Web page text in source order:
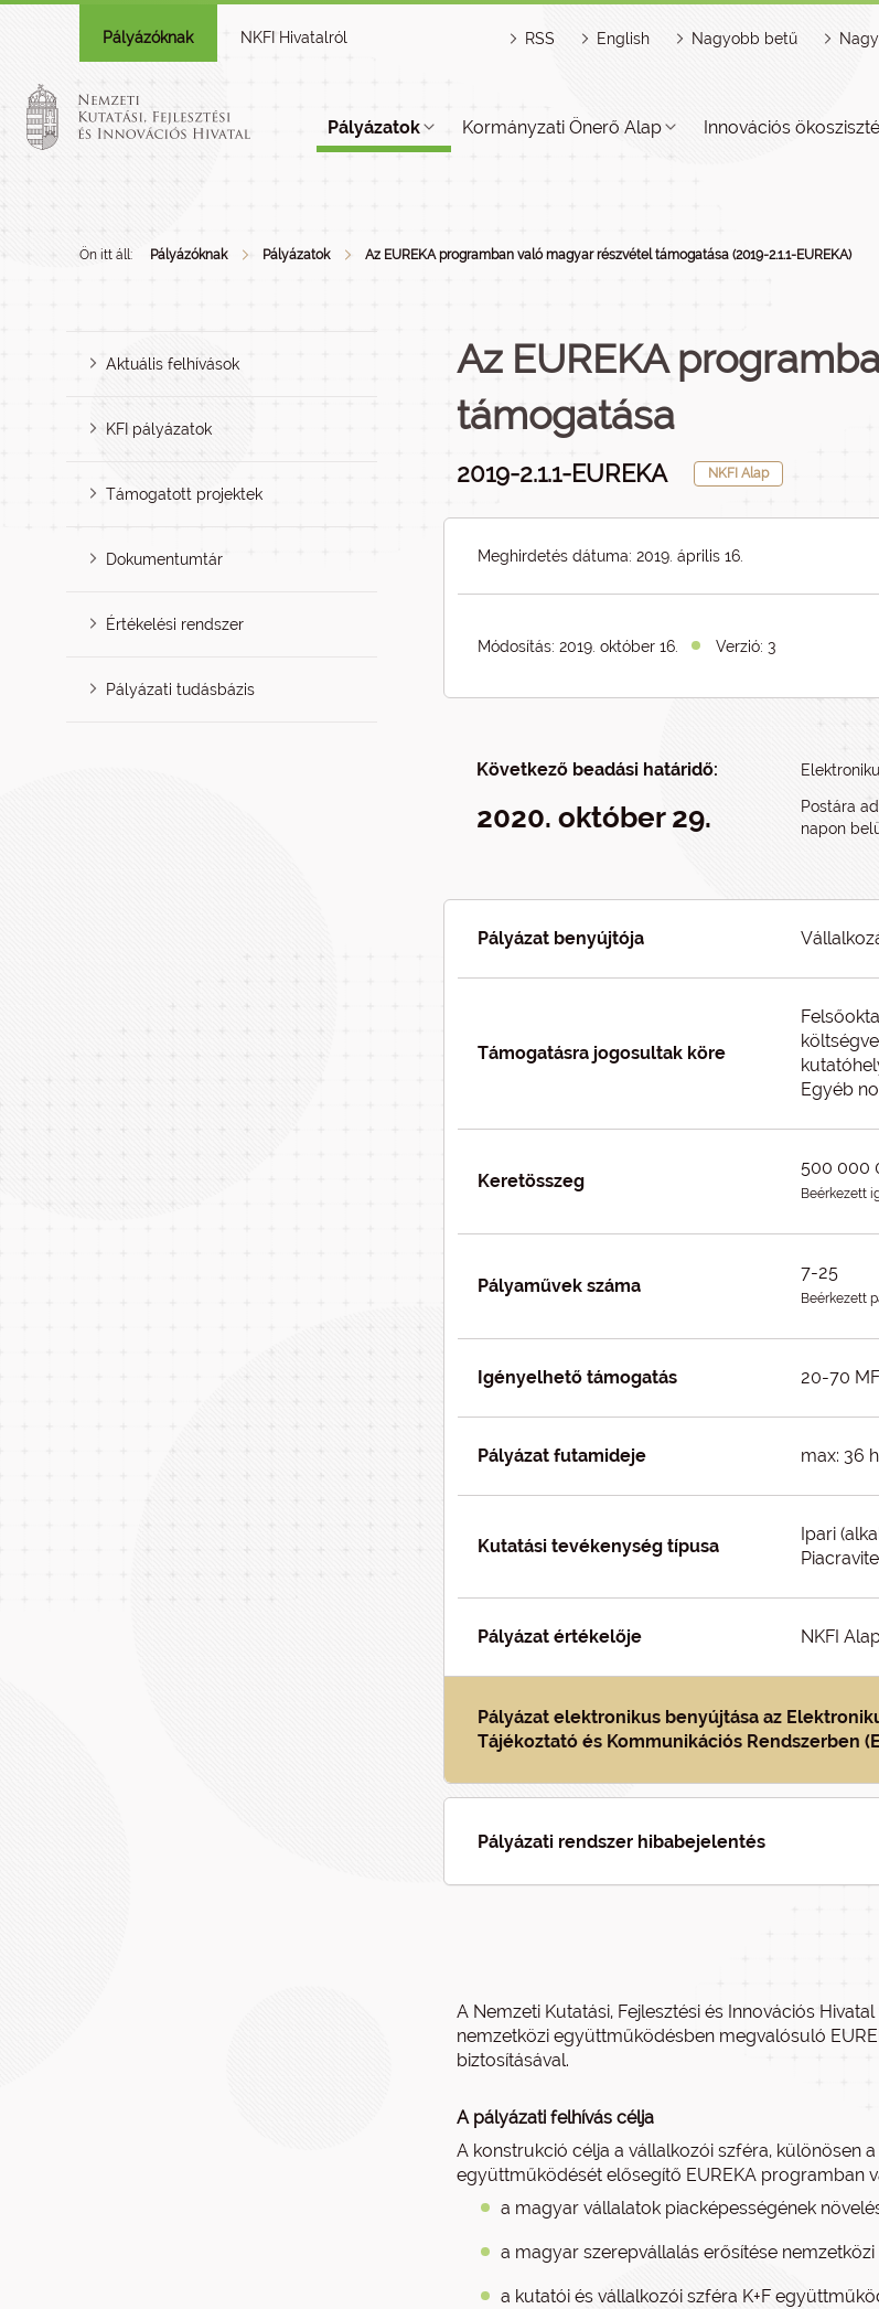
Pályázóknak NKFI Hivatalról RSS English Nagyobb betű
Pályázatok Kormányzati Önerő Alap Innovációs
Ön itt áll: Pályázóknak Pályázatok Az EUREKA programban való magyar részvétel támogatása (2019-2.1.1-EUREKA)
Aktuális felhívások
KFI pályázatok
Támogatott projektek
Dokumentumtár
Értékelési rendszer
Pályázati tudásbázis
Az EUREKA
támogatása
2019-2.1.1-EUREKA NKFI Alap
Meghirdetés dátuma: 2019. április 16.
Módosítás: 2019. október 16. Verzió: 3
Következő beadási határidő:
2020. október 29.
Postára
napon
Pályázat benyújtója
Támogatásra jogosultak köre
Egyéb
Keretösszeg
500 000
Beérkezett
Pályaművek száma
7-25
Beérkezett
Igényelhető támogatás 20-70
Pályázat futamideje max: 36
Kutatási tevékenység típusa
Ipari
Pályázat értékelője NKFI
Pályázat elektronikus benyújtása az
Tájékoztató és Kommunikációs Rendszerben
Pályázati rendszer hibabejelentés
A Nemzeti Kutatási, Fejlesztési és Innovációs
nemzetközi együttműködésben megvalósuló
biztosításával.
A pályázati felhívás célja
A konstrukció célja a vállalkozói szféra, különösen
együttműködését elősegítő EUREKA programban
a magyar vállalatok piacképességének
a magyar szerepvállalás erősítése nemzetközi
a kutatói és vállalkozói szféra K+F